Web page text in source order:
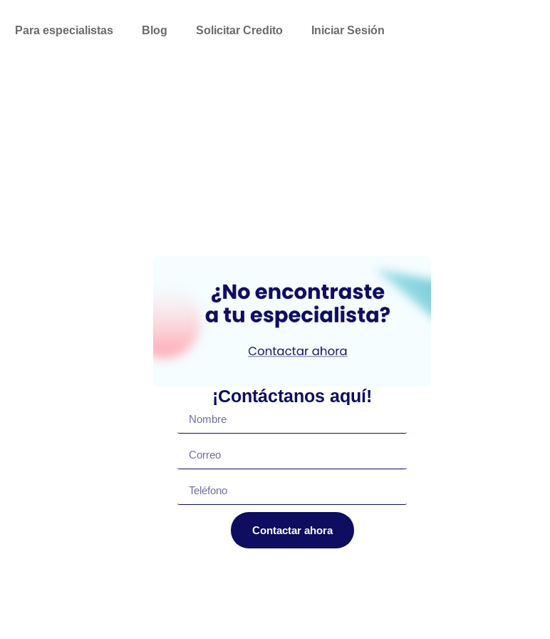
Para especialistas Blog Solicitar Credito Iniciar Sesión
¡Contáctanos aquí!
Contactar ahora